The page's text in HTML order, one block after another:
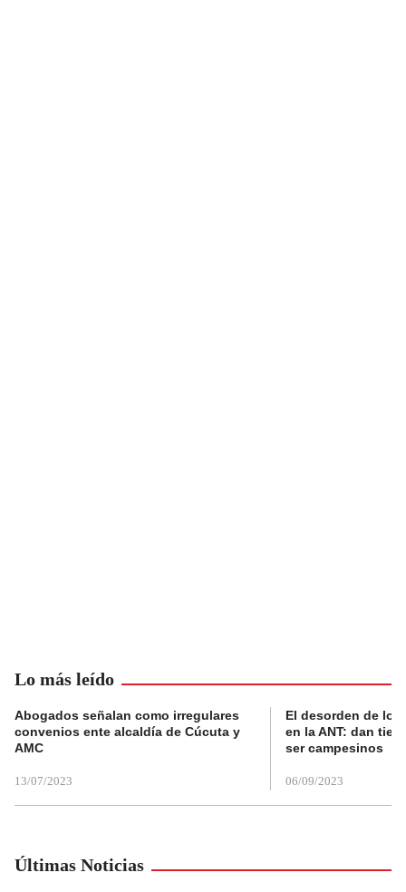
Lo más leído
Abogados señalan como irregulares
convenios ente alcaldía de Cúcuta y
AMC
13/07/2023
El desorden de
en la ANT: dan
ser campesinos
06/09/2023
Últimas Noticias